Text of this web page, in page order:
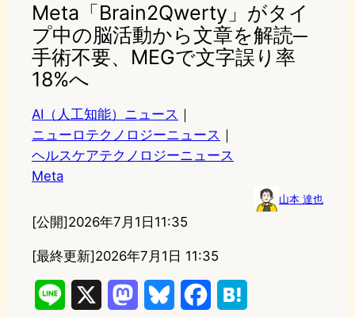
Meta「Brain2Qwerty」がタイ
プ中の脳活動から文章を解読─
手術不要、MEGで文字誤り率
18%へ
AI（人工知能）ニュース ｜
ニューロテクノロジーニュース ｜
ヘルスケアテクノロジーニュース
Meta
山本 達也
[公開]2026年7月1日11:35
[最終更新]2026年7月1日 11:35